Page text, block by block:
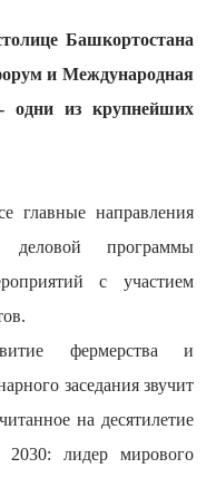
Башкортостана
и Международная
одни из крупнейших
главные направления
программы
с участием
фермерства и
заседания звучит
на десятилетие
лидер мирового